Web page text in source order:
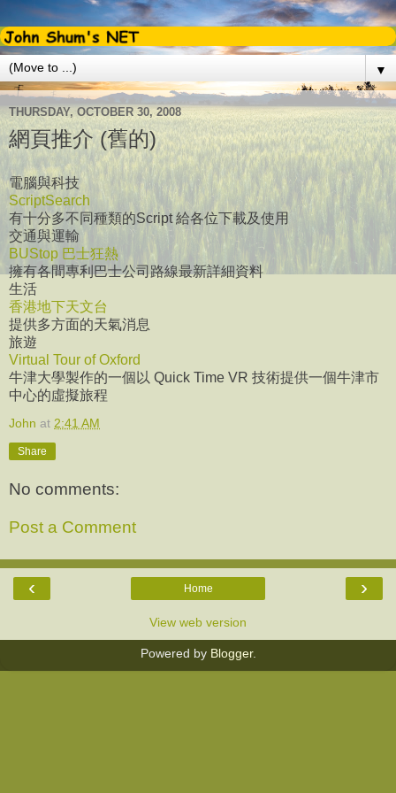
▼
THURSDAY, OCTOBER 30, 2008
網頁推介 (舊的)
電腦與科技
ScriptSearch
有十分多不同種類的Script 給各位下載及使用
交通與運輸
BUStop 巴士狂熱
擁有各間專利巴士公司路線最新詳細資料
生活
香港地下天文台
提供多方面的天氣消息
旅遊
Virtual Tour of Oxford
牛津大學製作的一個以 Quick Time VR 技術提供一個牛津市
中心的虛擬旅程
John at 2:41 AM
Share
No comments:
Post a Comment
‹ ›
Home
View web version
Powered by Blogger.